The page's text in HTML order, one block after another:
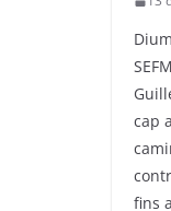
SEFM
cap
fins